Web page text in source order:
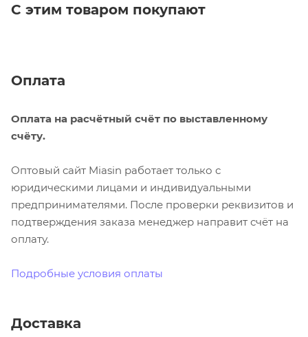
С этим товаром покупают
Оплата
Оплата на расчётный счёт по выставленному
счёту.
Оптовый сайт Miasin работает только с
юридическими лицами и индивидуальными
предпринимателями. После проверки реквизитов и
подтверждения заказа менеджер направит счёт на
оплату.
Подробные условия оплаты
Доставка